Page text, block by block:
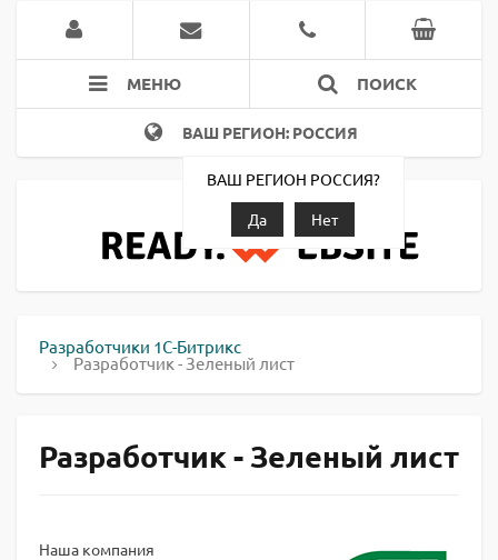
МЕНЮ ПОИСК
ВАШ РЕГИОН: РОССИЯ
ВАШ РЕГИОН РОССИЯ?
Да
Нет
Разработчики 1С-Битрикс
Разработчик - Зеленый лист
Разработчик - Зеленый лист
Наша компания